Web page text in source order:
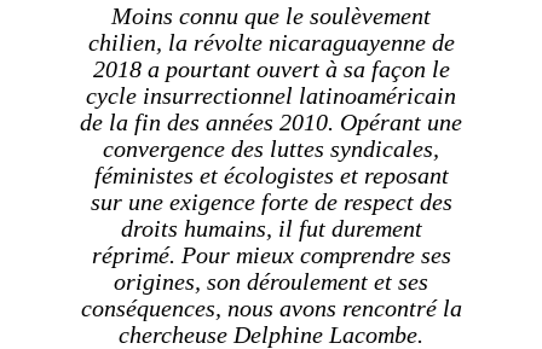
Moins connu que le soulèvement
chilien, la révolte nicaraguayenne de
2018 a pourtant ouvert à sa façon le
cycle insurrectionnel latinoaméricain
de la fin des années 2010. Opérant une
convergence des luttes syndicales,
féministes et écologistes et reposant
sur une exigence forte de respect des
droits humains, il fut durement
réprimé. Pour mieux comprendre ses
origines, son déroulement et ses
conséquences, nous avons rencontré la
chercheuse Delphine Lacombe.